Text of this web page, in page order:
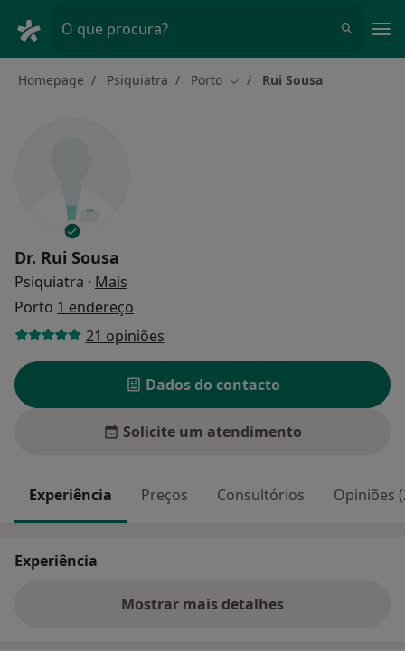
O que procura?
Homepage Psiquiatra Porto Mudar de cidade
Rui Sousa
Dr. Rui Sousa
Psiquiatra · Mais
Porto 1 endereço
21 opiniões
Dados do contacto
Solicite um atendimento
Experiência Preços Consultórios Opiniões
Experiência
Mostrar mais detalhes
sobre a experiência